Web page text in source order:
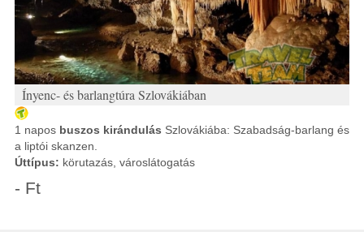
Ínyenc- és barlangtúra Szlovákiában
1 napos buszos kirándulás Szlovákiába: Szabadság-barlang és
a liptói skanzen.
Úttípus: körutazás, városlátogatás
- Ft